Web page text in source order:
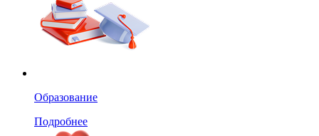
Образование
Подробнее